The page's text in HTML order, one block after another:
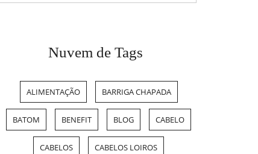
Nuvem de Tags
ALIMENTAÇÃO BARRIGA CHAPADA
BATOM BENEFIT BLOG CABELO
CABELOS CABELOS LOIROS